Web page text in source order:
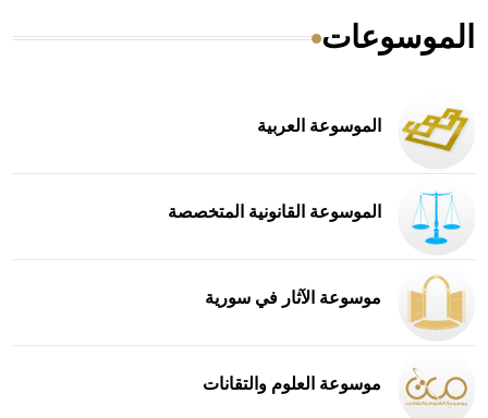
الموسوعات
الموسوعة العربية
الموسوعة القانونية المتخصصة
موسوعة الآثار في سورية
موسوعة العلوم والتقانات